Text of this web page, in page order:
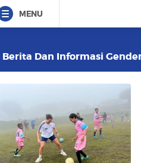
MENU
Berita Dan Informasi